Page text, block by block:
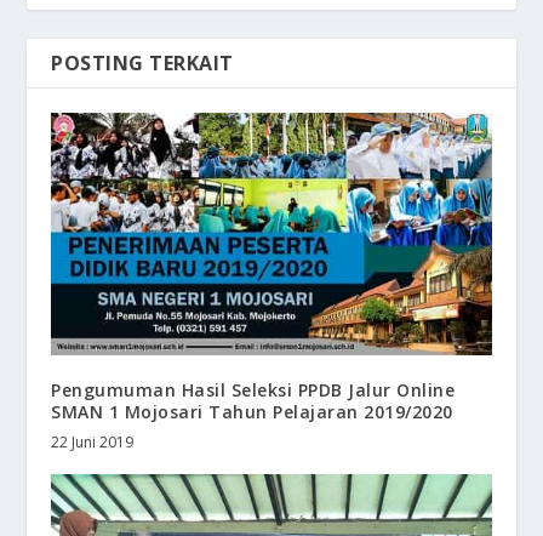
POSTING TERKAIT
Pengumuman Hasil Seleksi PPDB Jalur Online
SMAN 1 Mojosari Tahun Pelajaran 2019/2020
22 Juni 2019